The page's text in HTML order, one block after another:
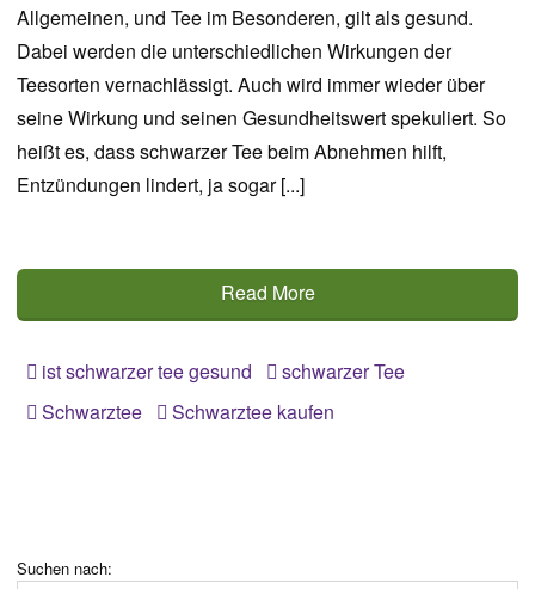
Allgemeinen, und Tee im Besonderen, gilt als gesund.
Dabei werden die unterschiedlichen Wirkungen der
Teesorten vernachlässigt. Auch wird immer wieder über
seine Wirkung und seinen Gesundheitswert spekuliert. So
heißt es, dass schwarzer Tee beim Abnehmen hilft,
Entzündungen lindert, ja sogar [...]
Read More
ist schwarzer tee gesund
schwarzer Tee
Schwarztee
Schwarztee kaufen
Suchen nach: